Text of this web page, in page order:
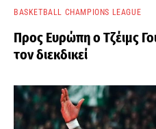
BASKETBALL CHAMPIONS LEAGUE
Προς Ευρώπη ο Τζέιμς
τον διεκδικεί